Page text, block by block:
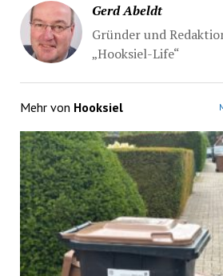
Gerd Abeldt
Gründer und
„Hooksiel-Life“
Mehr von Hooksiel